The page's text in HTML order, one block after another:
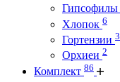
Гипсофилы
Хлопок 6
Гортензии 3
Орхиеи 2
Комплект 86